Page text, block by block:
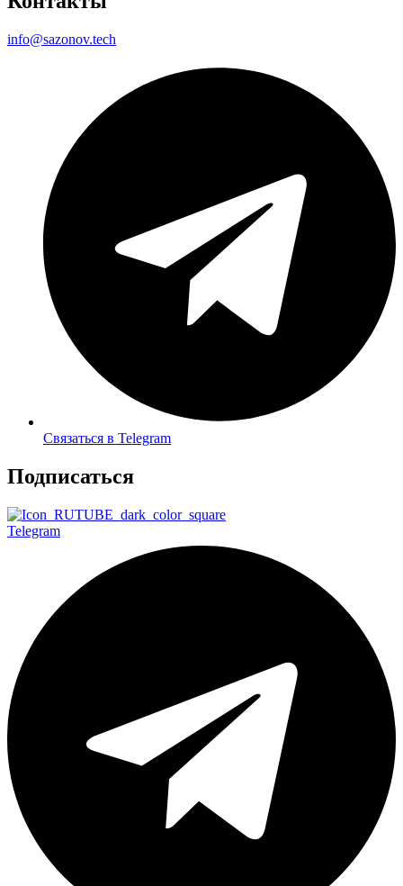
info@sazonov.tech
Связаться в Telegram
Подписаться
Telegram